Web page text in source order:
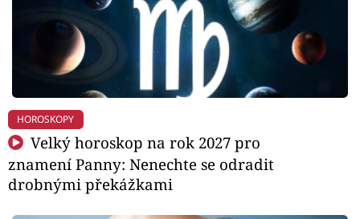
HOROSKOPY
Velký horoskop na rok 2027 pro
znamení Panny: Nenechte se odradit
drobnými překážkami